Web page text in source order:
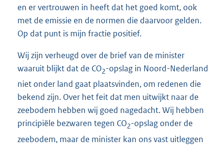
en er vertrouwen in heeft dat het goed komt, ook
met de emissie en de normen die daarvoor gelden.
Op dat punt is mijn fractie positief.
Wij zijn verheugd over de brief van de minister
waaruit blijkt dat de CO2-opslag in Noord-Nederland
niet onder land gaat plaatsvinden, om redenen die
bekend zijn. Over het feit dat men uitwijkt naar de
zeebodem hebben wij goed nagedacht. Wij hebben
principiële bezwaren tegen CO2-opslag onder de
zeebodem, maar de minister kan ons vast uitleggen